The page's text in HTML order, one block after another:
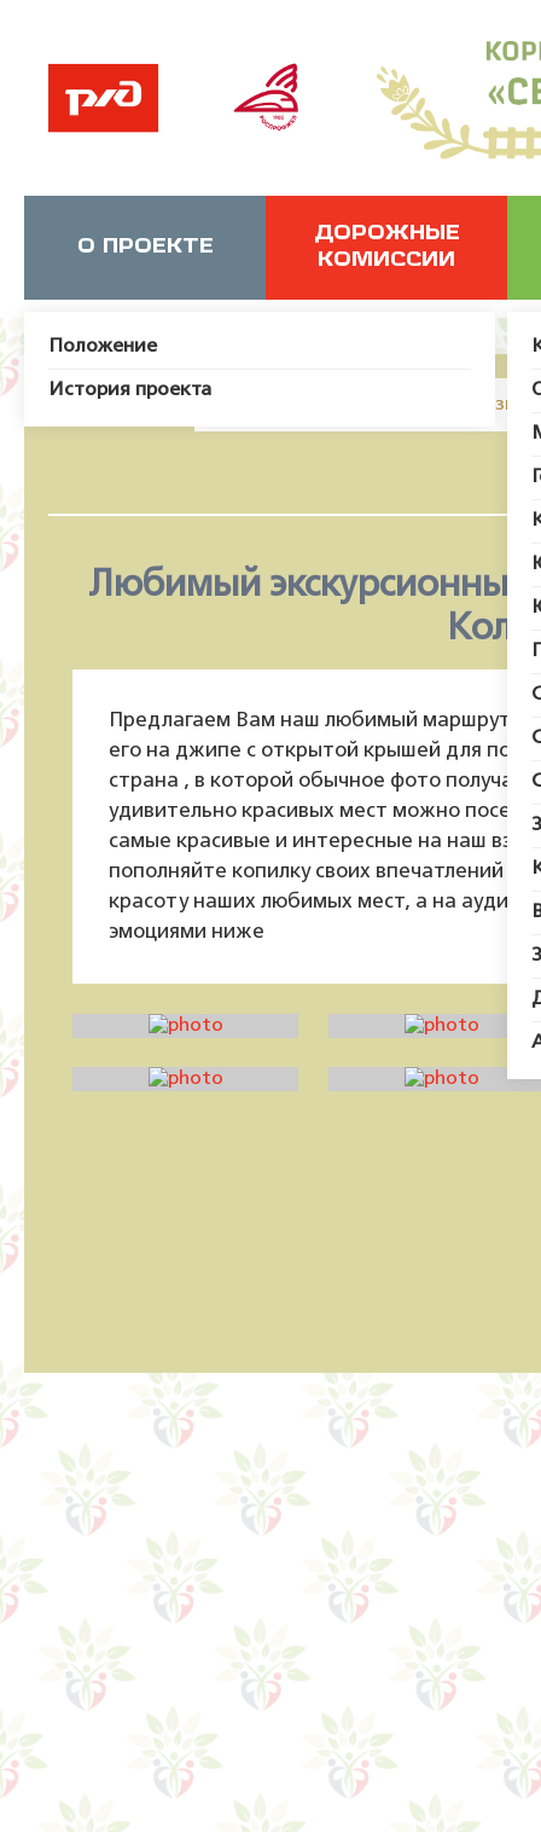
О ПРОЕКТЕ
Положение
История проекта
ДОРОЖНЫЕ
КОМИССИИ
JUser: :_load: Не удалось
Любимый экскурсионный
Предлагаем Вам наш любимый маршрут
его на джипе с открытой крышей для
страна , в которой обычное фото
удивительно красивых мест можно
самые красивые и интересные на наш
пополняйте копилку своих впечатлений
красоту наших любимых мест, а на аудио
эмоциями ниже